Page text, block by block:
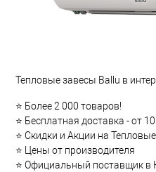
Тепловые завесы Ballu в
⭐ Более 2 000 товаров!
⭐ Бесплатная доставка - от
⭐ Скидки и Акции на
⭐ Цены от производителя
⭐ Официальный поставщик в